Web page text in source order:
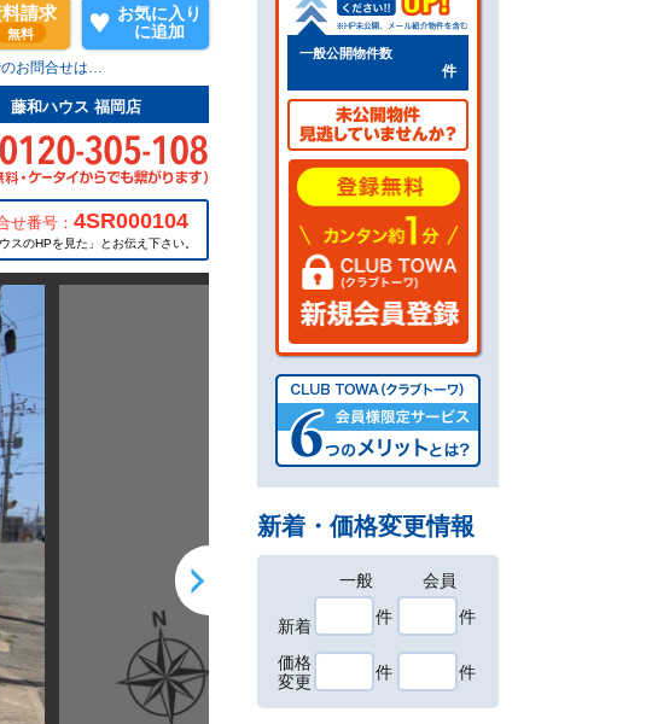
請求
無料
お気に入り
に追加
のお問合せは…
藤和ハウス 福岡店
せ番号： 4SR000104
スのHPを見た」とお伝え下さい。
一般公開物件数
件
新着・価格変更情報
一般 会員
新着
件 件
価格
変更
件 件